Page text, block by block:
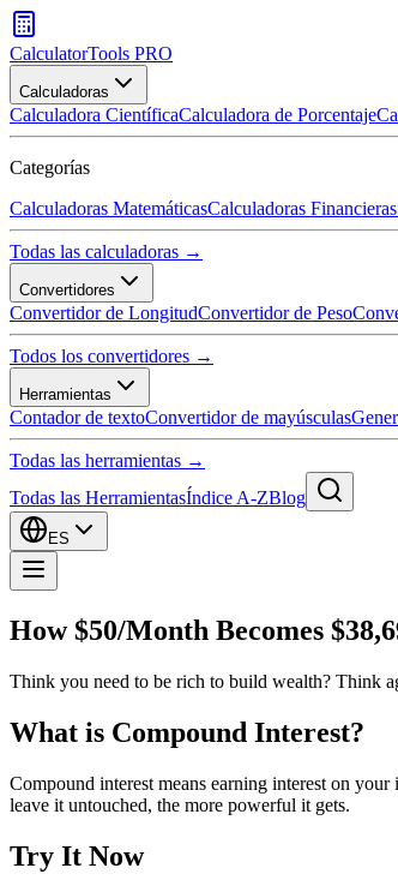
CalculatorTools PRO
Calculadoras
Calculadora CientíficaCalculadora de Porcentaje
Categorías
Calculadoras MatemáticasCalculadoras Financieras
Todas las calculadoras →
Convertidores
Convertidor de LongitudConvertidor de Peso
Todos los convertidores →
Herramientas
Contador de textoConvertidor de mayúsculas
Todas las herramientas →
Todas las HerramientasÍndice A-ZBlog
ES
How $50/Month Becomes
Think you need to be rich to build wealth? Think
What is Compound Interest?
Compound interest means earning interest on
leave it untouched, the more powerful it gets.
Try It Now